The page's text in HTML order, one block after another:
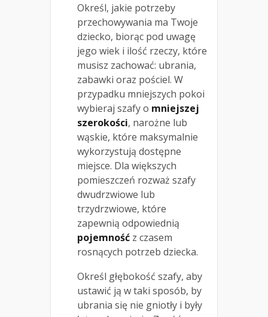
Określ, jakie potrzeby
przechowywania ma Twoje
dziecko, biorąc pod uwagę
jego wiek i ilość rzeczy, które
musisz zachować: ubrania,
zabawki oraz pościel. W
przypadku mniejszych pokoi
wybieraj szafy o mniejszej
szerokości, narożne lub
wąskie, które maksymalnie
wykorzystują dostępne
miejsce. Dla większych
pomieszczeń rozważ szafy
dwudrzwiowe lub
trzydrzwiowe, które
zapewnią odpowiednią
pojemność z czasem
rosnących potrzeb dziecka.
Określ głębokość szafy, aby
ustawić ją w taki sposób, by
ubrania się nie gniotły i były